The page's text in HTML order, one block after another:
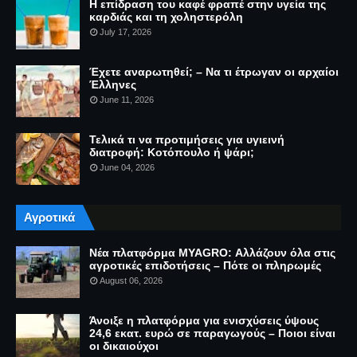
Η επίδραση του καφέ φραπέ στην υγεία της
καρδιάς και τη χοληστερόλη
July 17, 2026
Έχετε αναρωτηθεί; – Να τι έτρωγαν οι αρχαίοι
Έλληνες
June 11, 2026
Τελικά τι να προτιμήσεις για υγιεινή
διατροφή: Κοτόπουλο ή ψάρι;
June 04, 2026
Αγροτικά
Νέα πλατφόρμα MYAGRO: Αλλάζουν όλα στις
αγροτικές επιδοτήσεις – Πότε οι πληρωμές
August 06, 2026
Άνοιξε η πλατφόρμα για ενισχύσεις ύψους
24,6 εκατ. ευρώ σε παραγωγούς – Ποιοι είναι
οι δικαιούχοι